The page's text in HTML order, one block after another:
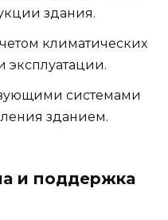
здания.
климатических
системами
зданием.
и поддержка